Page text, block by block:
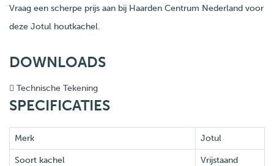
Vraag een scherpe prijs aan bij Haarden Centrum Nederland voor
deze Jotul houtkachel.
DOWNLOADS
Technische Tekening
SPECIFICATIES
Merk Jotul
Soort kachel Vrijstaand